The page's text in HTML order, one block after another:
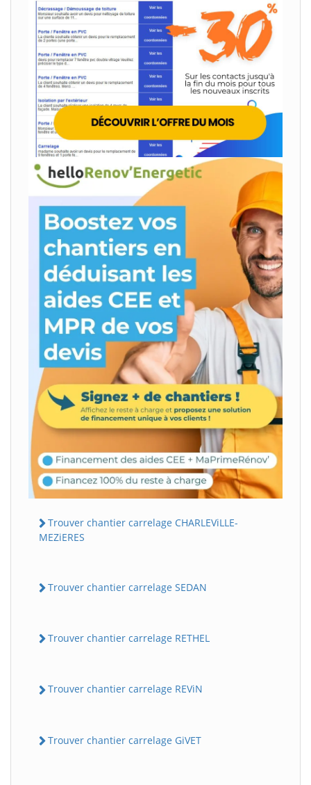
Trouver chantier carrelage CHARLEViLLE-
MEZiERES
Trouver chantier carrelage SEDAN
Trouver chantier carrelage RETHEL
Trouver chantier carrelage REViN
Trouver chantier carrelage GiVET